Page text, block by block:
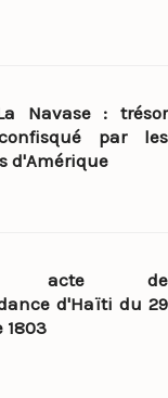
Navase : trésor
par les
d'Amérique
acte de
d'Haïti du 29
1803